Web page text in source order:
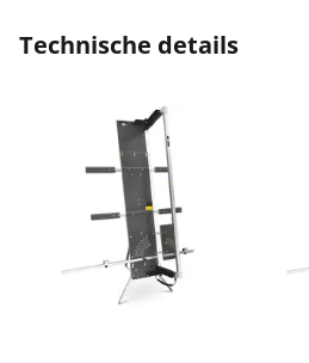
Technische details